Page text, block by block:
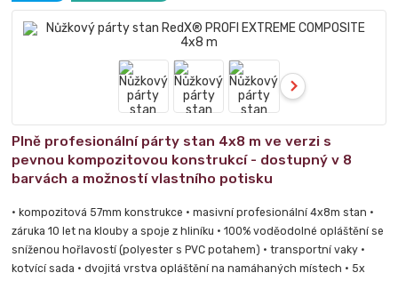
Plně profesionální párty stan 4x8 m ve verzi s
pevnou kompozitovou konstrukcí - dostupný v 8
barvách a možností vlastního potisku
• kompozitová 57mm konstrukce • masivní profesionální 4x8m stan •
záruka 10 let na klouby a spoje z hliníku • 100% voděodolné opláštění se
sníženou hořlavostí (polyester s PVC potahem) • transportní vaky •
kotvící sada • dvojitá vrstva opláštění na namáhaných místech • 5x